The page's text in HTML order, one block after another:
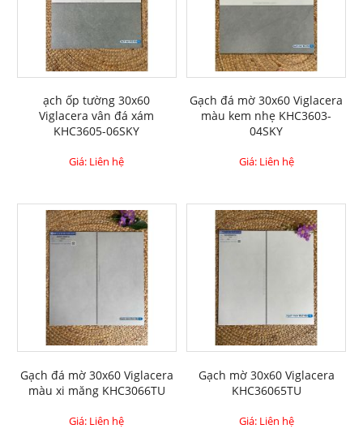
ạch ốp tường 30x60
Viglacera vân đá xám
KHC3605-06SKY
Giá: Liên hệ
Gạch đá mờ 30x60 Viglacera
màu kem nhẹ KHC3603-
04SKY
Giá: Liên hệ
Gạch đá mờ 30x60 Viglacera
màu xi măng KHC3066TU
Giá: Liên hệ
Gạch mờ 30x60 Viglacera
KHC36065TU
Giá: Liên hệ